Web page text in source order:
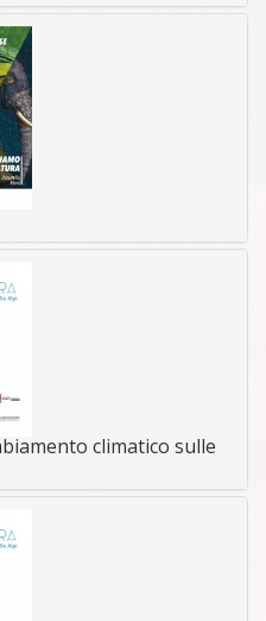
climatico sulle